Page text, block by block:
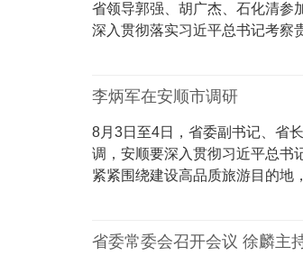
省领导郭强、胡广杰、石化清参
深入贯彻落实习近平总书记考察
李炳军在安顺市调研
8月3日至4日，省委副书记、省
调，安顺要深入贯彻习近平总书
紧紧围绕建设高品质旅游目的地
省委常委会召开会议 徐麟主